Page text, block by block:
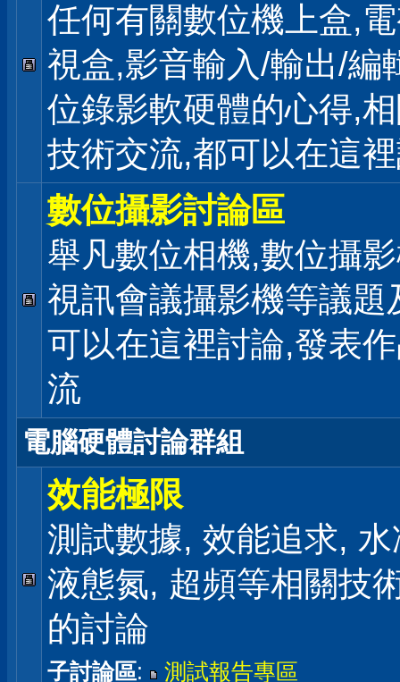
任何有關數位機上盒,
視盒,影音輸入/輸出/編
位錄影軟硬體的心得,
技術交流,都可以在這
數位攝影討論區
舉凡數位相機,數位攝
視訊會議攝影機等議題
可以在這裡討論,發表
流
電腦硬體討論群組
效能極限
測試數據, 效能追求,
液態氮, 超頻等相關技
的討論
子討論區: 測試報告專區